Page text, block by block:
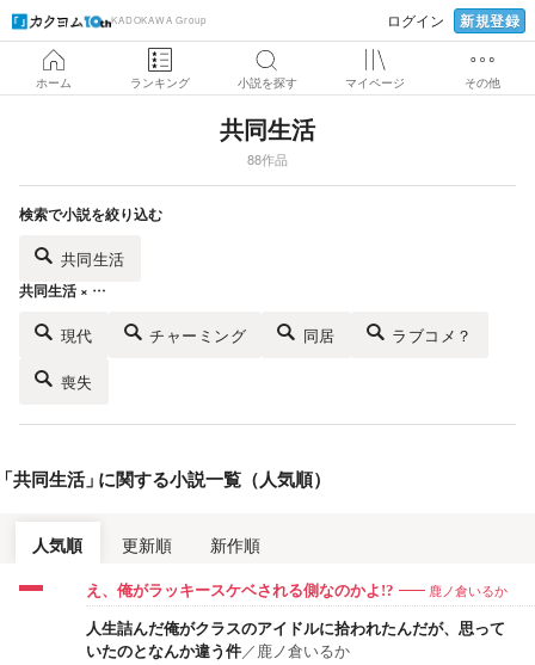
KADOKAWA Group ログイン 新規登録
ホーム ランキング 小説を探す マイページ その他
共同生活
88作品
検索で小説を絞り込む
共同生活
共同生活 × …
現代 チャーミング 同居 ラブコメ？
喪失
共同生活」に関する小説一覧（人気順）
人気順 更新順 新作順
え、俺がラッキースケベされる側なのかよ!? 鹿ノ倉いるか
人生詰んだ俺がクラスのアイドルに拾われたんだが、思って
いたのとなんか違う件／鹿ノ倉いるか